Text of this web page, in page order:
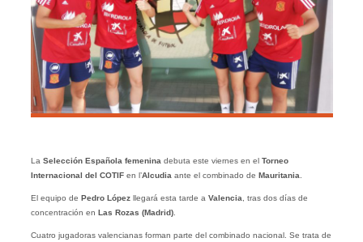
La Selección Española femenina debuta este viernes en el Torneo
Internacional del COTIF en l’Alcudia ante el combinado de Mauritania
El equipo de Pedro Lópezllegará esta tarde a Valencia , tras dos días de
concentración en Las Rozas (Madrid).
Cuatro jugadoras valencianas forman parte del combinado nacional. Se trata de